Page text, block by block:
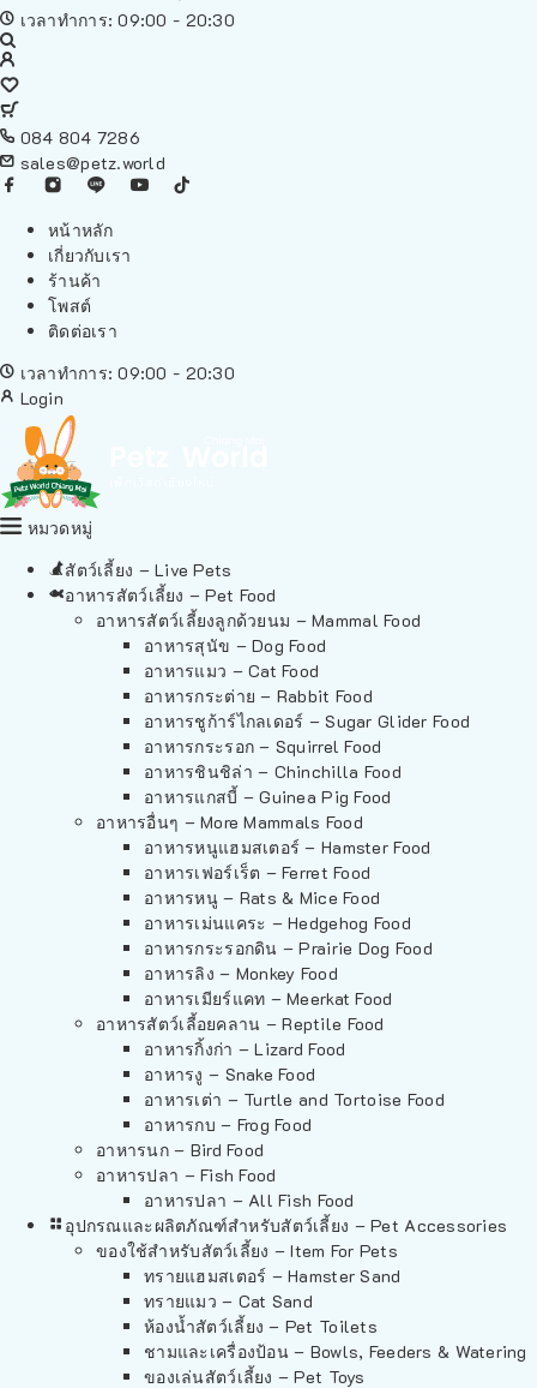
เวลาทำการ: 09:00 - 20:30
084 804 7286
sales@petz.world
หน้าหลัก
เกี่ยวกับเรา
ร้านค้า
โพสต์
ติดต่อเรา
เวลาทำการ: 09:00 - 20:30
Login
หมวดหมู่
สัตว์เลี้ยง – Live Pets
อาหารสัตว์เลี้ยง – Pet Food
อาหารสัตว์เลี้ยงลูกด้วยนม – Mammal Food
อาหารสุนัข – Dog Food
อาหารแมว – Cat Food
อาหารกระต่าย – Rabbit Food
อาหารชูก้าร์ไกลเดอร์ – Sugar Glider Food
อาหารกระรอก – Squirrel Food
อาหารชินชิล่า – Chinchilla Food
อาหารแกสบี้ – Guinea Pig Food
อาหารอื่นๆ – More Mammals Food
อาหารหนูแฮมสเตอร์ – Hamster Food
อาหารเฟอร์เร็ต – Ferret Food
อาหารหนู – Rats & Mice Food
อาหารเม่นแคระ – Hedgehog Food
อาหารกระรอกดิน – Prairie Dog Food
อาหารลิง – Monkey Food
อาหารเมียร์แคท – Meerkat Food
อาหารสัตว์เลี้อยคลาน – Reptile Food
อาหารกิ้งก่า – Lizard Food
อาหารงู – Snake Food
อาหารเต่า – Turtle and Tortoise Food
อาหารกบ – Frog Food
อาหารนก – Bird Food
อาหารปลา – Fish Food
อาหารปลา – All Fish Food
อุปกรณและผลิตภัณฑ์สำหรับสัตว์เลี้ยง – Pet Accessories
ของใช้สำหรับสัตว์เลี้ยง – Item For Pets
ทรายแฮมสเตอร์ – Hamster Sand
ทรายแมว – Cat Sand
ห้องน้ำสัตว์เลี้ยง – Pet Toilets
ชามและเครื่องป้อน – Bowls, Feeders & Watering
ของเล่นสัตว์เลี้ยง – Pet Toys